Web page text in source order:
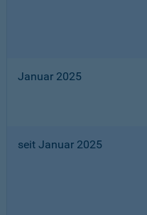
Januar 2025
seit Januar 2025